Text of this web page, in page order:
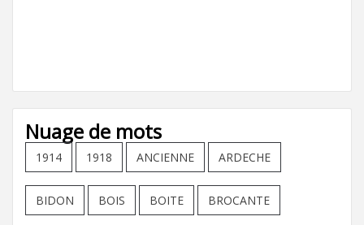
Nuage de mots
1914 1918 ANCIENNE ARDECHE
BIDON BOIS BOITE BROCANTE